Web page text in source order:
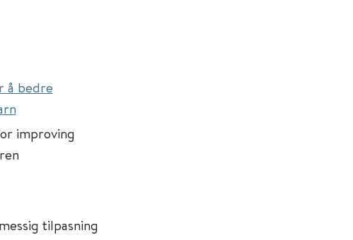
å bedre
improving
tilpasning